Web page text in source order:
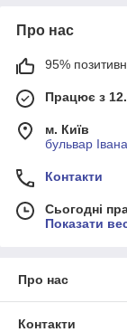
Про нас
95%
Працює з
м. Київ
бульвар
Контакти
Сьогодні
Показати
Про нас
Контакти